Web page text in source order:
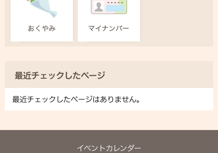
最近チェックしたページ
最近チェックしたページはありません。
イベントカレンダー